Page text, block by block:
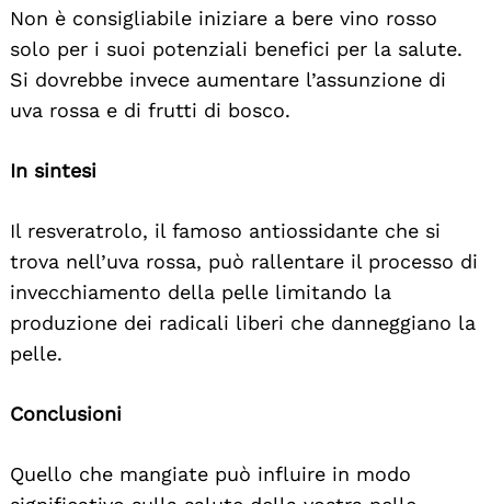
Non è consigliabile iniziare a bere vino rosso
solo per i suoi potenziali benefici per la salute.
Si dovrebbe invece aumentare l’assunzione di
uva rossa e di frutti di bosco.
In sintesi
Il resveratrolo, il famoso antiossidante che si
trova nell’uva rossa, può rallentare il processo di
invecchiamento della pelle limitando la
produzione dei radicali liberi che danneggiano la
pelle.
Conclusioni
Quello che mangiate può influire in modo